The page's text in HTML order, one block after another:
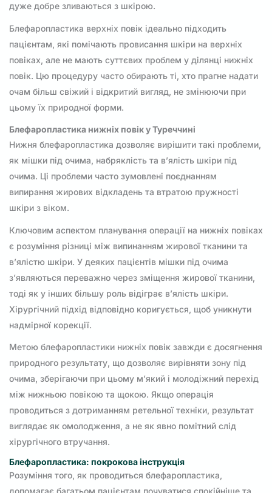
дуже добре зливаються з шкірою.
Блефаропластика верхніх повік ідеально підходить
пацієнтам, які помічають провисання шкіри на верхніх
повіках, але не мають суттєвих проблем у ділянці нижніх
повік. Цю процедуру часто обирають ті, хто прагне надати
очам більш свіжий і відкритий вигляд, не змінюючи при
цьому їх природної форми.
Блефаропластика нижніх повік у Туреччині
Нижня блефаропластика дозволяє вирішити такі проблеми,
як мішки під очима, набряклість та в’ялість шкіри під
очима. Ці проблеми часто зумовлені поєднанням
випирання жирових відкладень та втратою пружності
шкіри з віком.
Ключовим аспектом планування операції на нижніх повіках
є розуміння різниці між випинанням жирової тканини та
в’ялістю шкіри. У деяких пацієнтів мішки під очима
з’являються переважно через зміщення жирової тканини,
тоді як у інших більшу роль відіграє в’ялість шкіри.
Хірургічний підхід відповідно коригується, щоб уникнути
надмірної корекції.
Метою блефаропластики нижніх повік завжди є досягнення
природного результату, що дозволяє вирівняти зону під
очима, зберігаючи при цьому м’який і молодіжний перехід
між нижньою повікою та щокою. Якщо операція
проводиться з дотриманням ретельної техніки, результат
виглядає як омолодження, а не як явно помітний слід
хірургічного втручання.
Блефаропластика: покрокова інструкція
Розуміння того, як проводиться блефаропластика,
допомагає багатьом пацієнтам почуватися спокійніше та